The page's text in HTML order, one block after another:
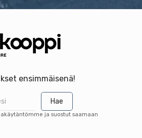
ensimmäisenä!
Hae
ja suostut saamaan